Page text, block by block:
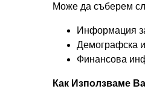
Може да съберем
Информация
Демографска
Финансова
Как Използваме